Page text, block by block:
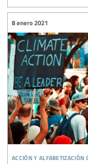
acción y alfabetización
8 enero 2021